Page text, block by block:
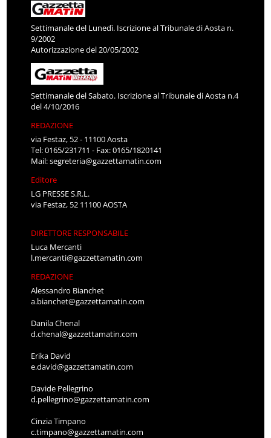
Settimanale del Lunedì. Iscrizione al Tribunale di Aosta n.
9/2002
Autorizzazione del 20/05/2002
Settimanale del Sabato. Iscrizione al Tribunale di Aosta n.4
del 4/10/2016
REDAZIONE
via Festaz, 52 - 11100 Aosta
Tel: 0165/231711 - Fax: 0165/1820141
Mail:segreteria@gazzettamatin.com
Editore
LG PRESSE S.R.L.
via Festaz, 52 11100 AOSTA
DIRETTORE RESPONSABILE
Luca Mercanti
l.mercanti@gazzettamatin.com
REDAZIONE
Alessandro Bianchet
a.bianchet@gazzettamatin.com
Danila Chenal
d.chenal@gazzettamatin.com
Erika David
e.david@gazzettamatin.com
Davide Pellegrino
d.pellegrino@gazzettamatin.com
Cinzia Timpano
c.timpano@gazzettamatin.com